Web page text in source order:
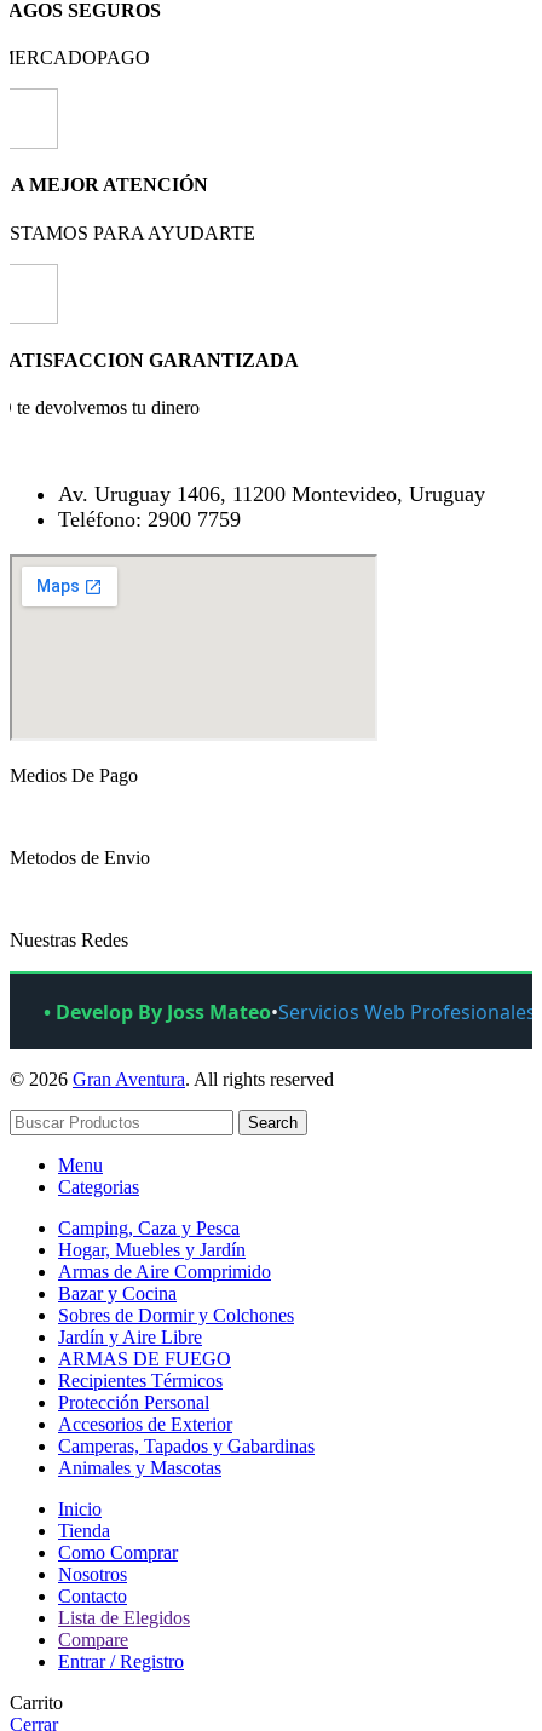
SEGUROS
MEJOR ATENCIÓN
PARA AYUDARTE
GARANTIZADA
te devolvemos tu dinero
Av. Uruguay 1406, 11200 Montevideo, Uruguay
Teléfono: 2900 7759
Medios De Pago
Metodos de Envio
Nuestras Redes
• Develop By Joss Mateo•Servicios Web Profesionales
© 2026 Gran Aventura. All rights reserved
Search
Menu
Categorias
Camping, Caza y Pesca
Hogar, Muebles y Jardín
Armas de Aire Comprimido
Bazar y Cocina
Sobres de Dormir y Colchones
Jardín y Aire Libre
ARMAS DE FUEGO
Recipientes Térmicos
Protección Personal
Accesorios de Exterior
Camperas, Tapados y Gabardinas
Animales y Mascotas
Inicio
Tienda
Como Comprar
Nosotros
Contacto
Lista de Elegidos
Compare
Entrar / Registro
Carrito
Cerrar